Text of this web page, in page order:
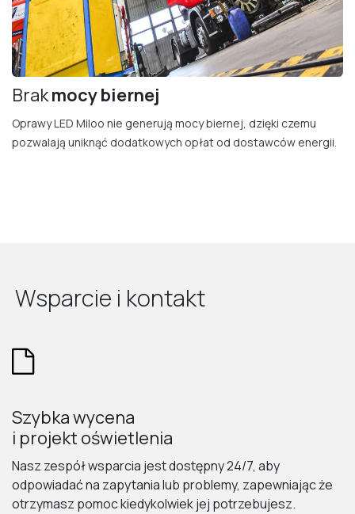
Brakmocy bierne​j
Oprawy LED Miloo nie generują mocy biernej, dzięki czemu
pozwalają uniknąć dodatkowych opłat od dostawców energii.
Wsparcie i kontakt
Szybka wycena
i projekt oświetlenia
Nasz zespół wsparcia jest dostępny 24/7, aby
odpowiadać na zapytania lub problemy, zapewniając że
otrzymasz pomoc kiedykolwiek jej potrzebujesz.